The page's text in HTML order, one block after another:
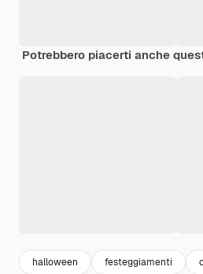
Potrebbero piacerti anche
halloween festeggiamenti